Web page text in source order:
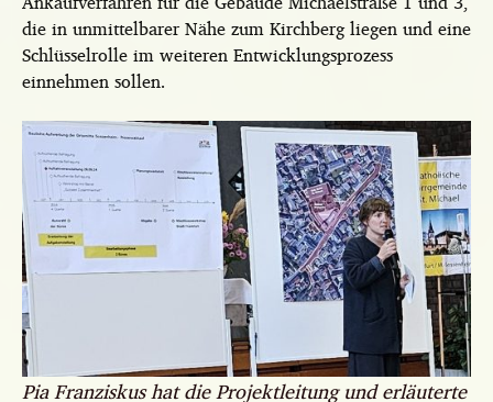
die in unmittelbarer Nähe zum Kirchberg liegen und eine
Schlüsselrolle im weiteren Entwicklungsprozess
einnehmen sollen.
Pia Franziskus hat die Projektleitung und erläuterte